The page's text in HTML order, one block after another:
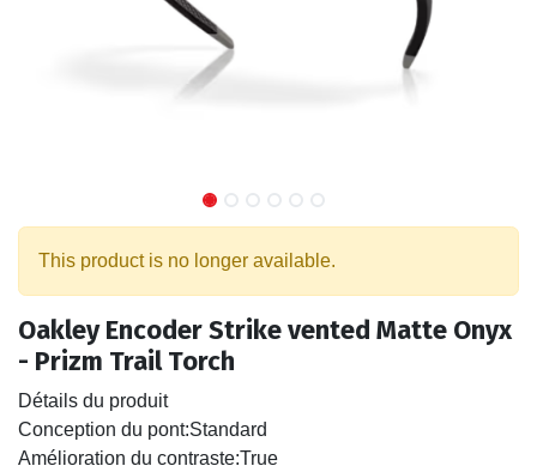
This product is no longer available.
Oakley Encoder Strike vented Matte Onyx
- Prizm Trail Torch
Détails du produit
Conception du pont:Standard
Amélioration du contraste:True